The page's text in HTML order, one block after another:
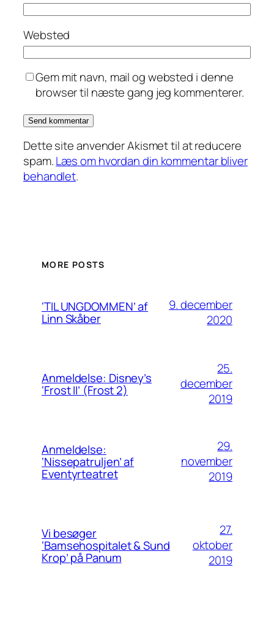
Websted
Gem mit navn, mail og websted i denne
browser til næste gang jeg kommenterer.
Dette site anvender Akismet til at reducere
spam.Læs om hvordan din kommentar bliver
behandlet.
MORE POSTS
‘TIL UNGDOMMEN’ af
Linn Skåber
9. december
2020
Anmeldelse: Disney’s
‘Frost II’ (Frost 2)
25.
december
2019
Anmeldelse:
‘Nissepatruljen’ af
Eventyrteatret
29.
november
2019
Vi besøger
‘Bamsehospitalet & Sund
Krop’ på Panum
27.
oktober
2019